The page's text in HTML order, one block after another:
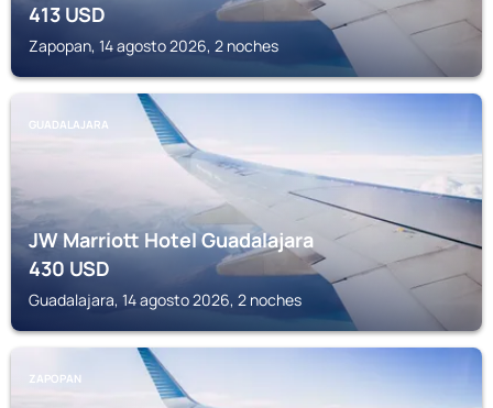
413USD
Zapopan, 14 agosto 2026, 2 noches
GUADALAJARA
JW Marriott Hotel Guadalajara
430USD
Guadalajara, 14 agosto 2026, 2 noches
ZAPOPAN